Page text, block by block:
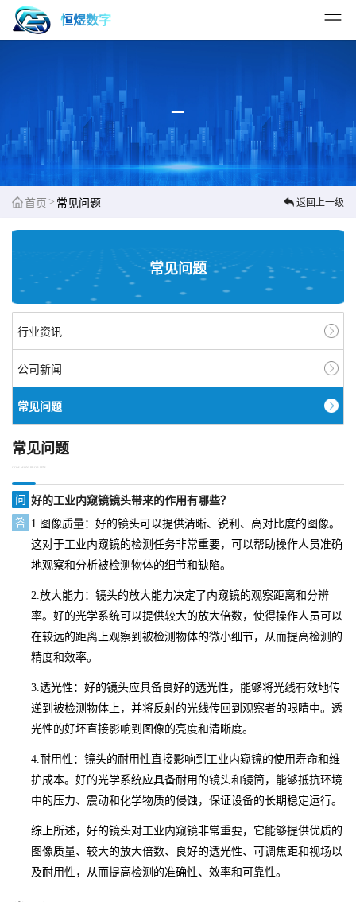
恒煜数字
首页 > 常见问题 返回上一级
常见问题
行业资讯
公司新闻
常见问题
常见问题
COMMON PROBLEM
问
好的工业内窥镜镜头带来的作用有哪些？
答 1.图像质量：好的镜头可以提供清晰、锐利、高对比度的图像。
这对于工业内窥镜的检测任务非常重要，可以帮助操作人员准确
地观察和分析被检测物体的细节和缺陷。
2.放大能力：镜头的放大能力决定了内窥镜的观察距离和分辨
率。好的光学系统可以提供较大的放大倍数，使得操作人员可以
在较远的距离上观察到被检测物体的微小细节，从而提高检测的
精度和效率。
3.透光性：好的镜头应具备良好的透光性，能够将光线有效地传
递到被检测物体上，并将反射的光线传回到观察者的眼睛中。透
光性的好坏直接影响到图像的亮度和清晰度。
4.耐用性：镜头的耐用性直接影响到工业内窥镜的使用寿命和维
护成本。好的光学系统应具备耐用的镜头和镜筒，能够抵抗环境
中的压力、震动和化学物质的侵蚀，保证设备的长期稳定运行。
综上所述，好的镜头对工业内窥镜非常重要，它能够提供优质的
图像质量、较大的放大倍数、良好的透光性、可调焦距和视场以
及耐用性，从而提高检测的准确性、效率和可靠性。